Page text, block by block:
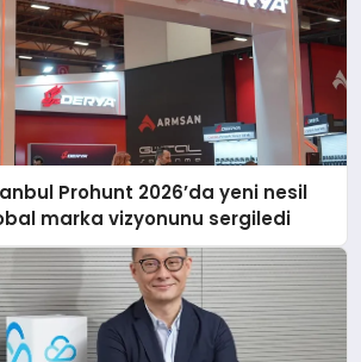
Prohunt 2026’da yeni nesil
marka vizyonunu sergiledi